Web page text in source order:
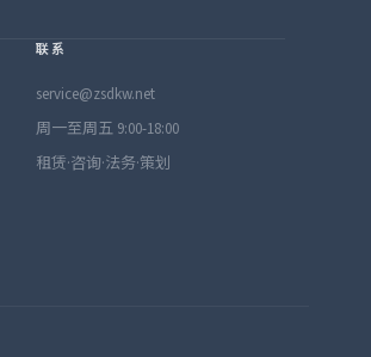
联系
service@zsdkw.net
周一至周五 9:00-18:00
租赁·咨询·法务·策划